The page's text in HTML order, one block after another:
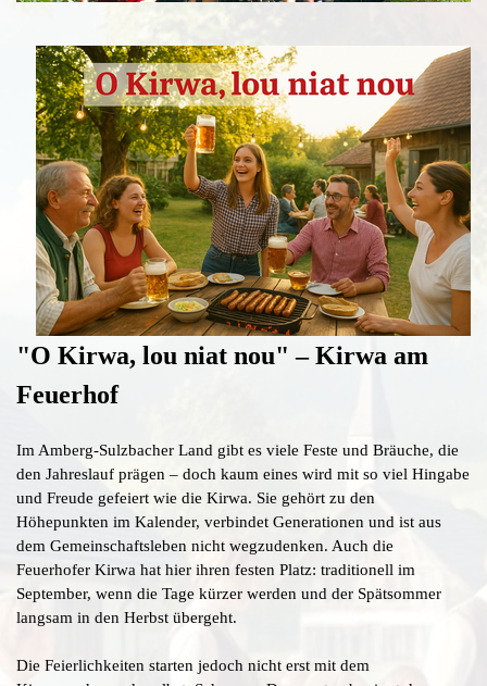
"O Kirwa, lou niat nou" – Kirwa am
Feuerhof
Im Amberg-Sulzbacher Land gibt es viele Feste und Bräuche, die
den Jahreslauf prägen – doch kaum eines wird mit so viel Hingabe
und Freude gefeiert wie die Kirwa. Sie gehört zu den
Höhepunkten im Kalender, verbindet Generationen und ist aus
dem Gemeinschaftsleben nicht wegzudenken. Auch die
Feuerhofer Kirwa hat hier ihren festen Platz: traditionell im
September, wenn die Tage kürzer werden und der Spätsommer
langsam in den Herbst übergeht.
Die Feierlichkeiten starten jedoch nicht erst mit dem